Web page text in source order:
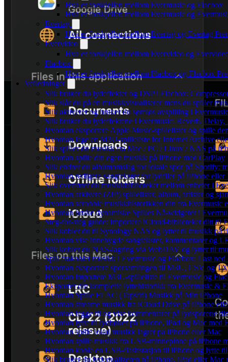
Hva er forskjellen mellom Evermusic og Flacbox
Hva er forskjellen mellom Evermusic og
Evertag
Hva er forskjellen mellom Evertag og Evertag
Evervideo
Hva er forskjellen mellom Evervideo og
Flacbox
Hva er forskjellen mellom Flacbox og Flacbox
Veiledninger
Slik bruker du lydeffekter og DSP i Flacbox:
Slik slår du på en musikkvisualiserer mens du spiller
Slik aktiverer og bruker du sømløs avspilling i Evermusic
Slik bruker du lydeffektene i Evermusic: Reverb,
Hvordan eksportere Apple Music-spillelister og spille
Hvordan lage en M3U-spilleliste for Internet Archive
Slik spiller du musikk fra Mac / PC / Linux / NAS på
Hvordan spille din egen musikk på iPhone med CarPlay
Slik endrer du albumomslag for lokale spor på Spotify:
Hvordan redigere sangtekster for lydfiler på iPhone
Slik overfører du musikkbiblioteket mellom enheter i
Hvordan arkivere (ZIP) spillelister, album, artister og
Hvordan scrobble musikkhistorikken din fra Evermusic
Hvordan bruke dynamiske Spilles Nå-widgeter i
Steg-for-steg guide: Importere iCloud-biblioteket ditt til
Slik kobler du til Synology NAS og lytter til musikk på
Hvordan vise innebygde sangtekster, kommentarer og
Slik kobler du NAS-lagring via WebDAV og lytter til
Spill frakoblet musikk i Evermusic og Flacbox: Last
Hvordan eksportere sporsamlingen til M3U, CSV og
Hvordan importere M3U-spilleliste til Evermusic og
Eksporter din komplette lyttehistorikk fra Evermusic &
Hvordan Spille FLAC (Tapsfri) Musikk på Min iPhone
Hvordan streame musikk fra iCloud Drive på iPhone
Hvordan legge til og vise kommentarer på lydsporene
Hvordan lytte til lydbøker på iPhone, iPad og Mac med
Hvordan spille lokal musikk lagret pa iPhone eller Mac
Hvordan spille musikk fra USB-minnepinne på iPhone
Hvordan koble en USB-flashstasjon til iPhone og lytte
Slik bruker du lydequalizeren på iPhone, iPad eller Mac